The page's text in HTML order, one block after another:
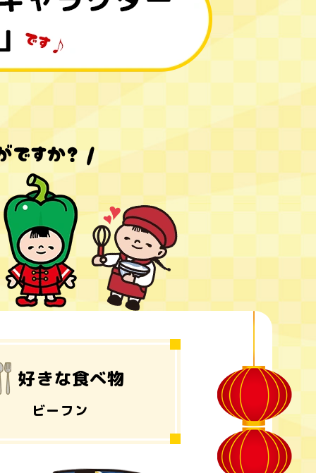
好きな食べ物
ビーフン